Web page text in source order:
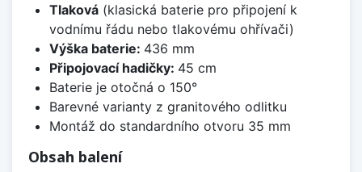
Tlaková(klasická baterie pro připojení k
vodnímu řádu nebo tlakovému ohřívači)
Výška baterie: 436 mm
Připojovací hadičky: 45 cm
Baterie je otočná o 150°
Barevné varianty z granitového odlitku
Montáž do standardního otvoru 35 mm
Obsah balení